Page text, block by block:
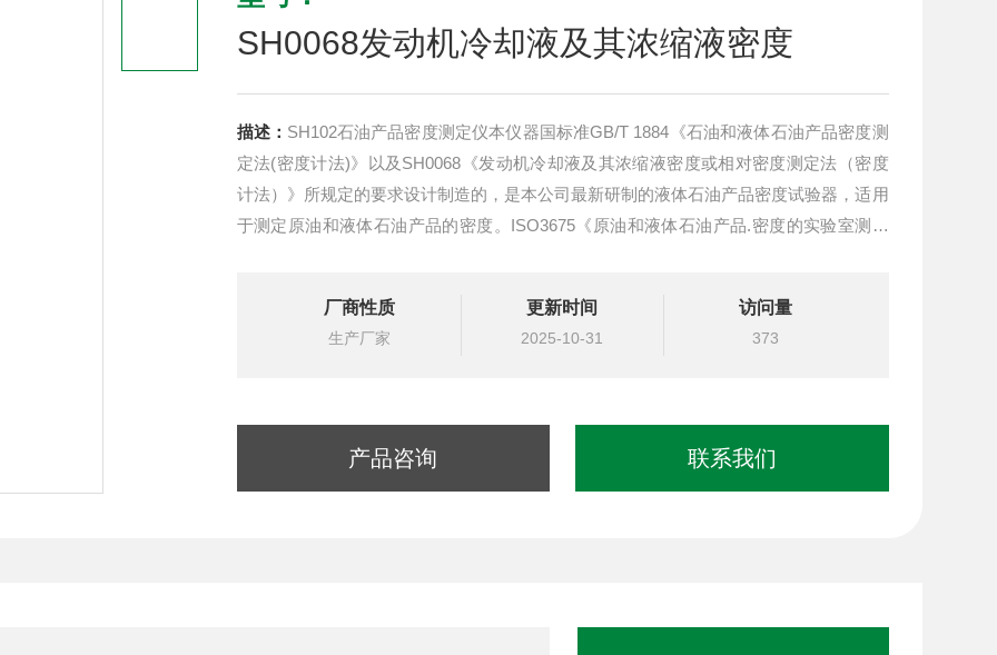
SH0068发动机冷却液及其浓缩液密度
描述： SH102石油产品密度测定仪本仪器国标准GB/T 1884《石油和液体石油产品密度测
定法(密度计法)》以及SH0068《发动机冷却液及其浓缩液密度或相对密度测定法（密度
计法）》所规定的要求设计制造的，是本公司最新研制的液体石油产品密度试验器，适用
于测定原油和液体石油产品的密度。ISO3675《原油和液体石油产品.密度的实验室测定
厂商性质
生产厂家
更新时间
2025-10-31
访问量
373
产品咨询 联系我们